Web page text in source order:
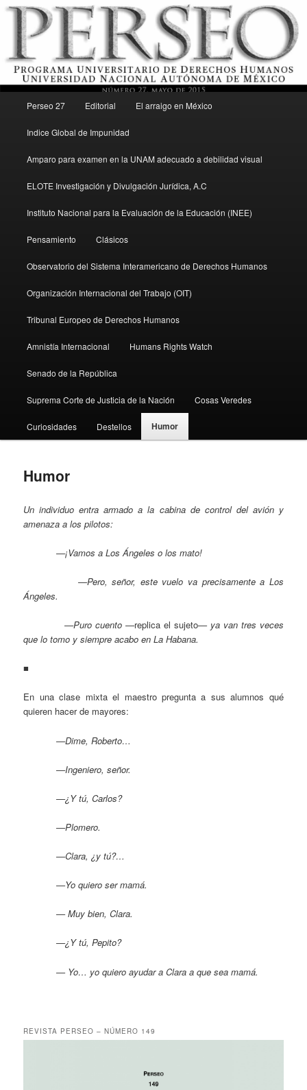
Perseo – PUDH UNAM
Ir al contenido secundario
Perseo 27 Editorial El arraigo en México
Indice Global de Impunidad
Amparo para examen en la UNAM adecuado a debilidad visual
ELOTE Investigación y Divulgación Jurídica, A.C
Instituto Nacional para la Evaluación de la Educación (INEE)
Pensamiento Clásicos
Observatorio del Sistema Interamericano de Derechos Humanos
Organización Internacional del Trabajo (OIT)
Tribunal Europeo de Derechos Humanos
Amnistía Internacional Humans Rights Watch
Senado de la República
Suprema Corte de Justicia de la Nación Cosas Veredes
Curiosidades Destellos Humor
Humor
Un individuo entra armado a la cabina de control del avión y
amenaza a los pilotos:
—¡Vamos a Los Ángeles o los mato!
—Pero, señor, este vuelo va precisamente a Los
Ángeles.
—Puro cuento —replica el sujeto— ya van tres veces
que lo tomo y siempre acabo en La Habana.
■
En una clase mixta el maestro pregunta a sus alumnos qué
quieren hacer de mayores:
—Dime, Roberto…
—Ingeniero, señor.
—¿Y tú, Carlos?
—Plomero.
—Clara, ¿y tú?…
—Yo quiero ser mamá.
— Muy bien, Clara.
—¿Y tú, Pepito?
— Yo… yo quiero ayudar a Clara a que sea mamá.
REVISTA PERSEO – NÚMERO 149